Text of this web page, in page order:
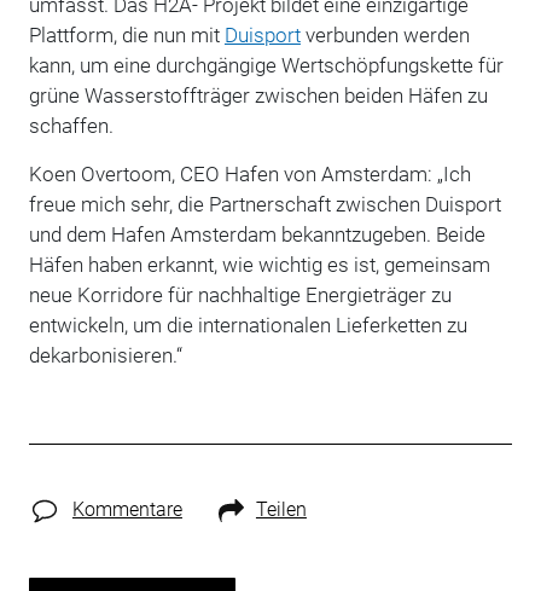
Plattform, die nun mit Duisportverbunden werden
kann, um eine durchgängige Wertschöpfungskette für
grüne Wasserstoffträger zwischen beiden Häfen zu
schaffen.
Koen Overtoom, CEO Hafen von Amsterdam: „Ich
freue mich sehr, die Partnerschaft zwischen Duisport
und dem Hafen Amsterdam bekanntzugeben. Beide
Häfen haben erkannt, wie wichtig es ist, gemeinsam
neue Korridore für nachhaltige Energieträger zu
entwickeln, um die internationalen Lieferketten zu
dekarbonisieren.“
Kommentare Teilen